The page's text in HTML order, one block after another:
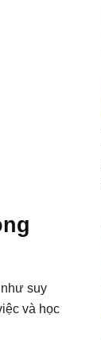
suy
và học